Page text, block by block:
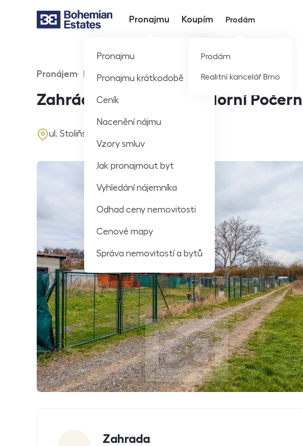
Hlavní nabídka
Pronajmu
Pronajmu
Pronajmu krátkodobě
Ceník
Nacenění nájmu
Vzory smluv
Jak pronajmout byt
Vyhledání nájemníka
Odhad ceny nemovitosti
Cenové mapy
Správa nemovitostí a bytů
Koupím Prodám
Prodám
Realitní kancelář Brno
Typ nabídky
Pronájem
Typ nemovitosti
Pozemek
Zahrádky k pronájmu, Horní
adresa
ul. Stoliňská, Praha, parcela
Zahrada